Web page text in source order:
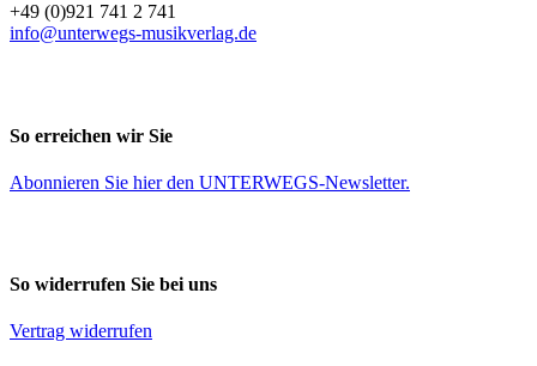
+49 (0)921 741 2 741
info@unterwegs-musikverlag.de
So erreichen wir Sie
Abonnieren Sie hierden UNTERWEGS-Newsletter.
So widerrufen Sie bei uns
Vertrag widerrufen